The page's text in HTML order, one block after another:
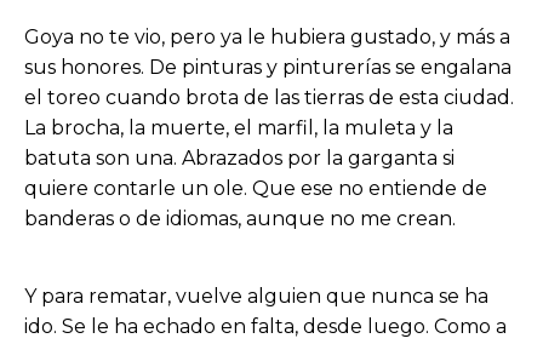
Goya no te vio, pero ya le hubiera gustado, y más a
sus honores. De pinturas y pinturerías se engalana
el toreo cuando brota de las tierras de esta ciudad.
La brocha, la muerte, el marfil, la muleta y la
batuta son una. Abrazados por la garganta si
quiere contarle un ole. Que ese no entiende de
banderas o de idiomas, aunque no me crean.
Y para rematar, vuelve alguien que nunca se ha
ido. Se le ha echado en falta, desde luego. Como a